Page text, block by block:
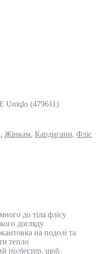
Uniqlo (479611)
, Жінкам, Кардигани, Фліс
до тіла флісу
догляду
на подолі та
тепло
поліестер, щоб